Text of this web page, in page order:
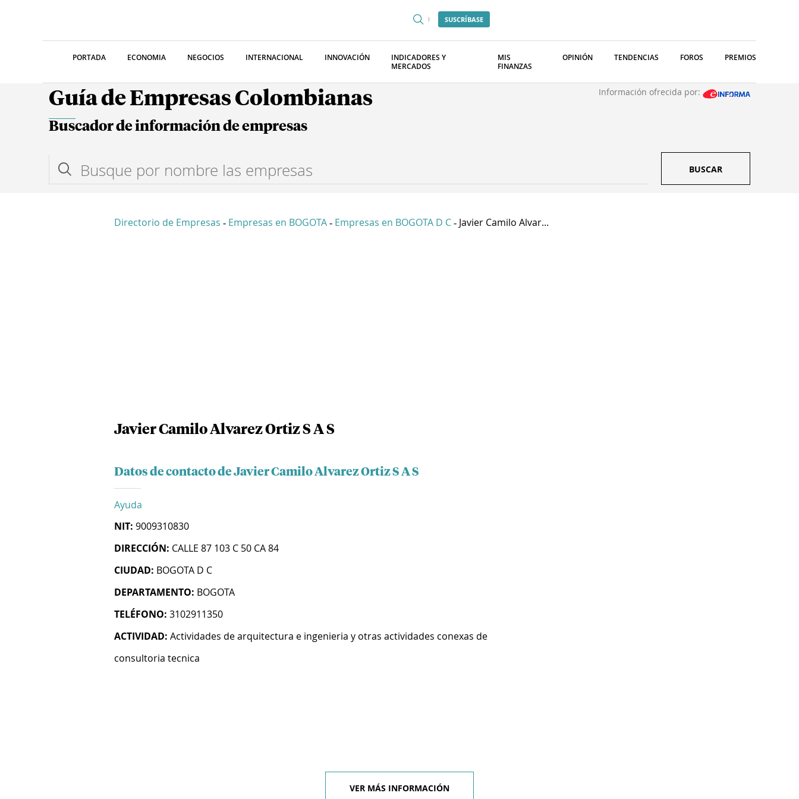
SUSCRÍBASE
PORTADA ECONOMIA NEGOCIOS INTERNACIONAL INNOVACIÓN
INDICADORES Y
MERCADOS
MIS
FINANZAS
OPINIÓN TENDENCIAS FOROS PREMIOS
Guía de Empresas Colombianas Información ofrecida por:
Buscador de información de empresas
BUSCAR
Directorio de Empresas - Empresas en BOGOTA - Empresas en BOGOTA D C - Javier Camilo Alvar...
Javier Camilo Alvarez Ortiz S A S
Datos de contacto de Javier Camilo Alvarez Ortiz S A S
Ayuda
NIT: 9009310830
DIRECCIÓN: CALLE 87 103 C 50 CA 84
CIUDAD: BOGOTA D C
DEPARTAMENTO: BOGOTA
TELÉFONO: 3102911350
ACTIVIDAD: Actividades de arquitectura e ingenieria y otras actividades conexas de
consultoria tecnica
VER MÁS INFORMACIÓN